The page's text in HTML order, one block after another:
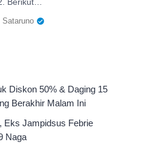
Day
Sataruno
Diskon 50% & Daging 15
Berakhir Malam Ini
Eks Jampidsus Febrie
Naga